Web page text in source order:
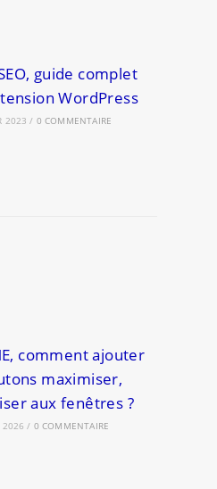
guide complet
WordPress
2023 / 0 COMMENTAIRE
comment ajouter
maximiser,
aux fenêtres ?
2026 / 0 COMMENTAIRE